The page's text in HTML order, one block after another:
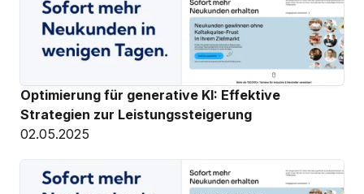
Optimierung für generative KI: Effektive
Strategien zur Leistungssteigerung
02.05.2025